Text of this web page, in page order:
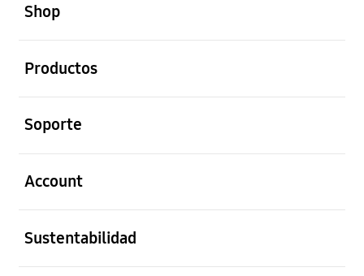
Shop
Productos
Soporte
Account
Sustentabilidad